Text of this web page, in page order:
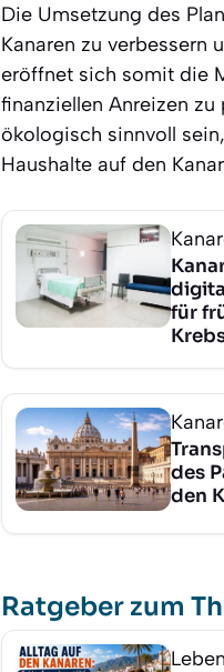
Die Umsetzung des
Kanaren zu verbessern
eröffnet sich somit die
finanziellen Anreizen
ökologisch sinnvoll
Haushalte auf den
für
des
den
Ratgeber zum
Leben